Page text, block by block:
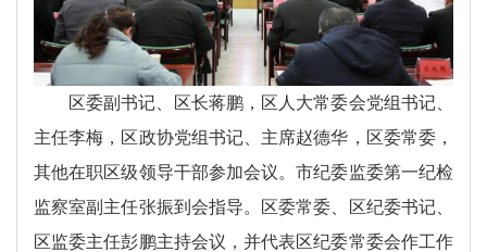
区委副书记、区长蒋鹏，区人大常委会党组书记、
主任李梅，区政协党组书记、主席赵德华，区委常委，
其他在职区级领导干部参加会议。市纪委监委第一纪检
监察室副主任张振到会指导。区委常委、区纪委书记、
区监委主任彭鹏主持会议，并代表区纪委常委会作工作